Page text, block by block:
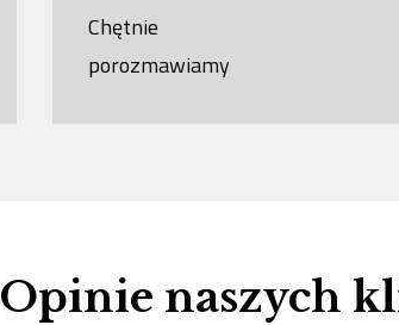
Chętnie
porozmawiamy
Opinie naszych